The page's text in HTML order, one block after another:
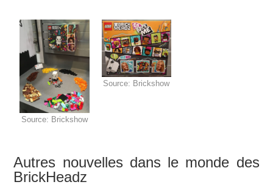
Source: Brickshow
Source: Brickshow
Autres nouvelles dans le monde des
BrickHeadz